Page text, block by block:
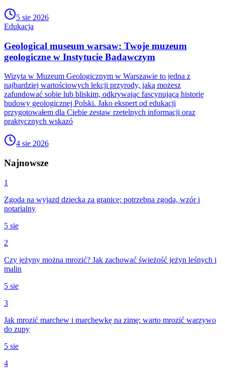
5 sie 2026
Edukacja
Geological museum warsaw: Twoje muzeum
geologiczne w Instytucie Badawczym
Wizyta w Muzeum Geologicznym w Warszawie to jedna z
najbardziej wartościowych lekcji przyrody, jaką możesz
zafundować sobie lub bliskim, odkrywając fascynującą historię
budowy geologicznej Polski. Jako ekspert od edukacji
przygotowałem dla Ciebie zestaw rzetelnych informacji oraz
praktycznych wskazó
4 sie 2026
Najnowsze
1
Zgoda na wyjazd dziecka za granicę: potrzebna zgoda, wzór i
notarialny
5 sie
2
Czy jeżyny można mrozić? Jak zachować świeżość jeżyn leśnych i
malin
5 sie
3
Jak mrozić marchew i marchewkę na zimę: warto mrozić warzywo
do zupy
5 sie
4